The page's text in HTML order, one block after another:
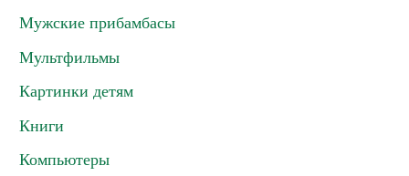
Мужские прибамбасы
Мультфильмы
Картинки детям
Книги
Компьютеры